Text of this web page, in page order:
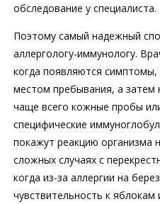
обследование у специалиста.
Поэтому самый надежный
аллергологу-иммунологу.
когда появляются симптомы,
местом пребывания, а затем
чаще всего кожные пробы
специфические
покажут реакцию организма
сложных случаях с
когда из-за аллергии на
чувствительность к